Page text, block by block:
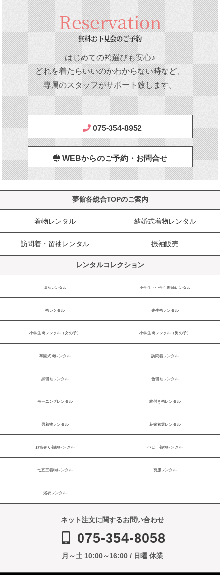
アンダーバスト65cm～85cm（最大90cmまで対応）… 大
人用S～3L
アンダーバスト90cm以上 … 大人用ワイドSW～LLW
アンダーバスト64cm以下 … 6S～SS
お子様で、ご身長が143cm～145cmの方は、「SS（ジュ
ニア用袴）」「S（大人用袴）」のどちらでも対応できま
すが、
アンダーバストが64cm以下の方は、ジュニア用をご選択
ください。
着物と袴サイズの測り方詳しくはこちら
Reservation
無料お下見会のご予約
はじめての袴選びも安心♪
どれを着たらいいのかわからない時など、
専属のスタッフがサポート致します。
075-354-8952
WEBからのご予約・お問合せ
夢館各総合TOPのご案内
着物レンタル 結婚式着物レンタル
訪問着・留袖レンタル 振袖販売
レンタルコレクション
振袖レンタル 小学生・中学生振袖レンタル
袴レンタル 先生袴レンタル
小学生袴レンタル（女の子） 小学生袴レンタル（男の子）
卒園式袴レンタル 訪問着レンタル
黒留袖レンタル 色留袖レンタル
モーニングレンタル 紋付き袴レンタル
男着物レンタル 花嫁衣裳レンタル
お宮参り着物レンタル ベビー着物レンタル
七五三着物レンタル 喪服レンタル
浴衣レンタル
ネット注文に関するお問い合わせ
075-354-8058
月～土 10:00～16:00 / 日曜 休業